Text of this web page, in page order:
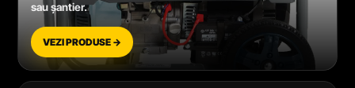
sau șantier.
VEZI PRODUSE →